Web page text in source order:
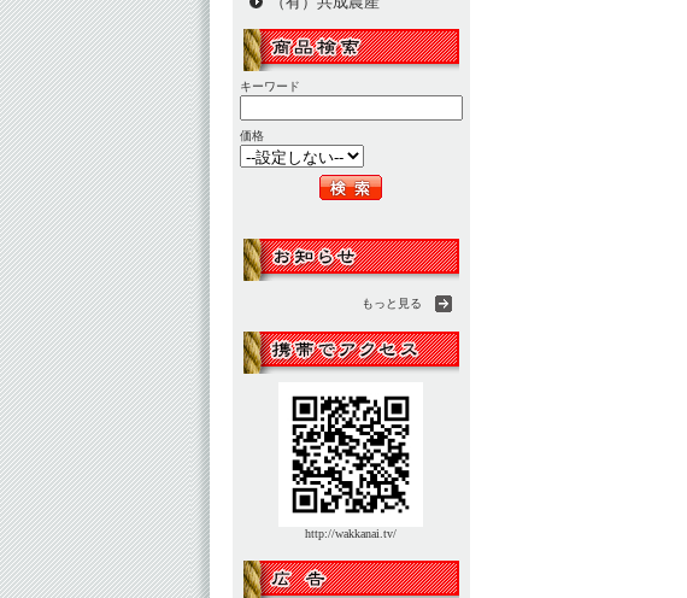
キーワード
価格
もっと見る
http://wakkanai.tv/